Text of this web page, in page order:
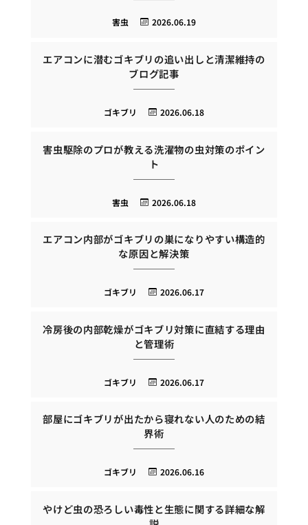
2026.06.19
害虫
エアコンに潜むゴキブリの追い出しと清潔維持の
ブログ記事
2026.06.18
ゴキブリ
害虫駆除のプロが教える洗濯物の虫対策のポイン
ト
2026.06.18
害虫
エアコン内部がゴキブリの巣になりやすい構造的
な原因と解決策
2026.06.17
ゴキブリ
冷房後の内部乾燥がゴキブリ対策に直結する理由
と管理術
2026.06.17
ゴキブリ
部屋にゴキブリが出たから寝れない人のための結
界術
2026.06.16
ゴキブリ
やけど虫の恐ろしい毒性と生態に関する詳細な解